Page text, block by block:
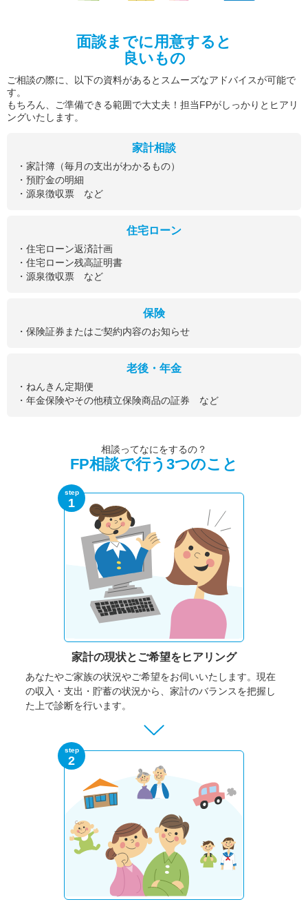
面談までに用意すると
良いもの
ご相談の際に、以下の資料があるとスムーズなアドバイスが可能で
す。
もちろん、ご準備できる範囲で大丈夫！担当FPがしっかりとヒアリ
ングいたします。
家計相談
・家計簿（毎月の支出がわかるもの）
・預貯金の明細
・源泉徴収票 など
住宅ローン
・住宅ローン返済計画
・住宅ローン残高証明書
・源泉徴収票 など
保険
・保険証券またはご契約内容のお知らせ
老後・年金
・ねんきん定期便
・年金保険やその他積立保険商品の証券 など
相談ってなにをするの？
FP相談で行う3つのこと
step
1
家計の現状と ご希望をヒアリング
あなたやご家族の状況やご希望をお伺いいたします。 現在
の収入・支出・貯蓄の状況から、家計のバランスを把握し
た上で診断を行います。
step
2